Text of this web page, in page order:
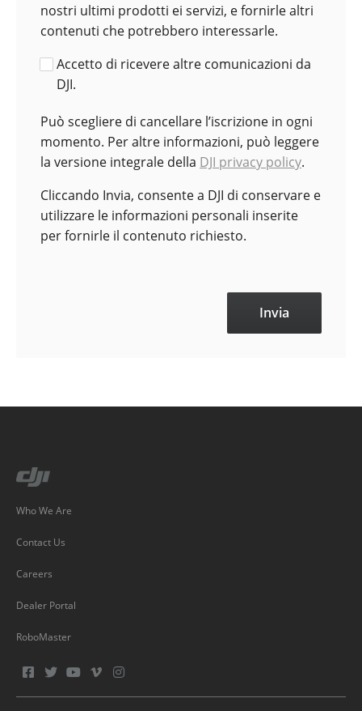
nostri ultimi prodotti ei servizi, e fornirle altri
contenuti che potrebbero interessarle.
Accetto di ricevere altre comunicazioni da
DJI.
Può scegliere di cancellare l’iscrizione in ogni
momento. Per altre informazioni, può leggere
la versione integrale della DJI privacy policy.
Cliccando Invia, consente a DJI di conservare e
utilizzare le informazioni personali inserite
per fornirle il contenuto richiesto.
Who We Are
Contact Us
Careers
Dealer Portal
RoboMaster